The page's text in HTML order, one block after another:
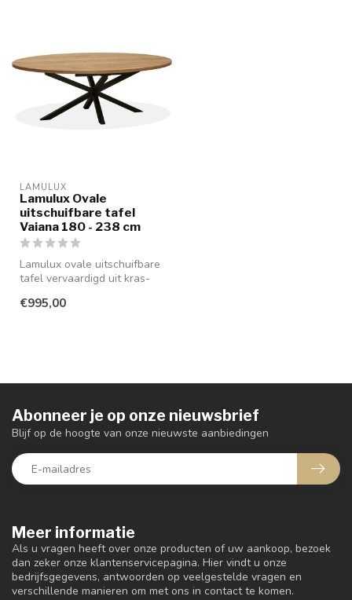
LAMULUX
Lamulux Ovale
uitschuifbare tafel
Vaiana 180 - 238 cm
Lamulux ovale uitschuifbare
tafel vervaardigd uit kras-
€995,00
Meer informatie
Als u vragen heeft over onze producten of uw aankoop, bezoek
dan zeker onze klantenservicepagina. Hier vindt u onze
bedrijfsgegevens, antwoorden op veelgestelde vragen en
verschillende manieren om met ons in contact te komen.
Abonneer je op onze nieuwsbrief
Blijf op de hoogte van onze nieuwste aanbiedingen